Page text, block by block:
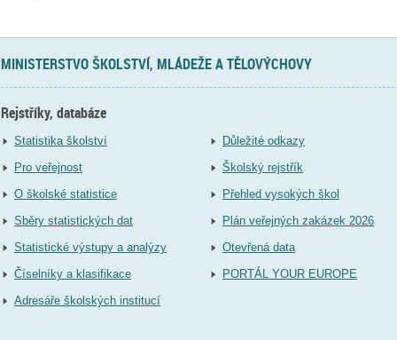
MINISTERSTVO ŠKOLSTVÍ, MLÁDEŽE A TĚLOVÝCHOVY
Rejstříky, databáze
Statistika školství
Pro veřejnost
O školské statistice
Sběry statistických dat
Statistické výstupy a analýzy
Číselníky a klasifikace
Adresáře školských institucí
Důležité odkazy
Školský rejstřík
Přehled vysokých škol
Plán veřejných zakázek 2026
Otevřená data
PORTÁL YOUR EUROPE